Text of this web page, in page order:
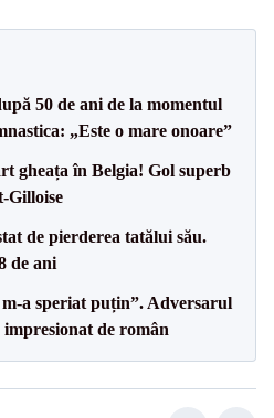
50 de ani de la momentul
„Este o mare onoare”
gheața în Belgia! Gol superb
Gilloise
de pierderea tatălui său.
de ani
a speriat puțin”. Adversarul
de român